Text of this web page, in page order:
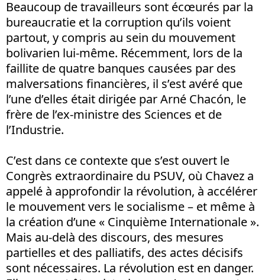
Beaucoup de travailleurs sont écœurés par la
bureaucratie et la corruption qu’ils voient
partout, y compris au sein du mouvement
bolivarien lui-même. Récemment, lors de la
faillite de quatre banques causées par des
malversations financières, il s’est avéré que
l’une d’elles était dirigée par Arné Chacón, le
frère de l’ex-ministre des Sciences et de
l’Industrie.
C’est dans ce contexte que s’est ouvert le
Congrès extraordinaire du PSUV, où Chavez a
appelé à approfondir la révolution, à accélérer
le mouvement vers le socialisme – et même à
la création d’une « Cinquième Internationale ».
Mais au-delà des discours, des mesures
partielles et des palliatifs, des actes décisifs
sont nécessaires. La révolution est en danger.